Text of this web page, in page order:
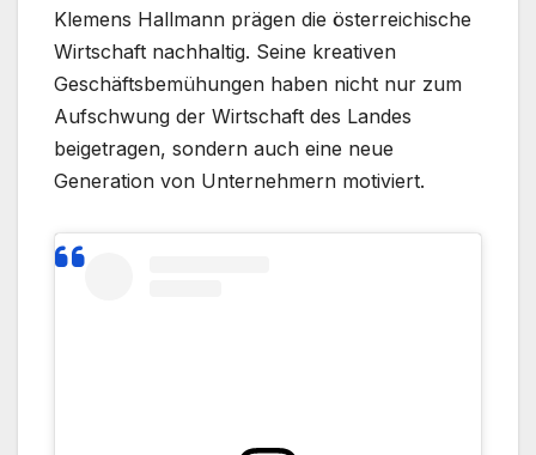
Klemens Hallmann prägen die österreichische
Wirtschaft nachhaltig. Seine kreativen
Geschäftsbemühungen haben nicht nur zum
Aufschwung der Wirtschaft des Landes
beigetragen, sondern auch eine neue
Generation von Unternehmern motiviert.